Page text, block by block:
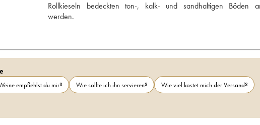
Rollkieseln bedeckten ton-, kalk- und sandhaltigen Böden
werden.
empfiehlst du mir? Wie sollte ich ihn servieren?
Wie viel kostet mich der Versand?